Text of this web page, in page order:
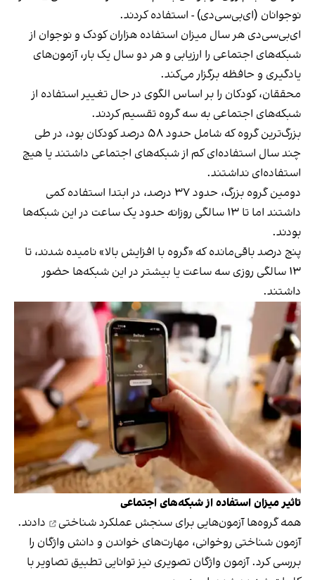
نوجوانان (ای‌بی‌سی‌دی) - استفاده کردند.
ای‌بی‌سی‌دی هر سال میزان استفاده هزاران کودک و نوجوان از
شبکه‌های اجتماعی را ارزیابی و هر دو سال یک بار، آزمون‌های
یادگیری و حافظه برگزار می‌کند.
محققان، کودکان را بر اساس الگوی در حال تغییر استفاده‌ از
شبکه‌های اجتماعی به سه گروه تقسیم کردند.
بزرگ‌ترین گروه که شامل حدود ۵۸ درصد کودکان بود، در طی
چند سال استفاده‌ای کم از شبکه‌های اجتماعی داشتند یا هیچ
استفاده‌ای نداشتند.
دومین گروه بزرگ، حدود ۳۷ درصد، در ابتدا استفاده کمی
داشتند اما تا ۱۳ سالگی روزانه حدود یک ساعت در این شبکه‌ها
بودند.
پنج درصد باقی‌مانده که «گروه با افزایش بالا» نامیده شدند، تا
۱۳ سالگی روزی سه ساعت یا بیشتر در این شبکه‌ها حضور
داشتند.
تاثیر میزان استفاده از شبکه‌های اجتماعی
همه گروه‌ها آزمون‌هایی برای سنجش عملکرد شناختی
دادند.
آزمون شناختی روخوانی، مهارت‌های خواندن و دانش واژگان را
بررسی کرد. آزمون واژگان تصویری نیز توانایی تطبیق تصاویر با